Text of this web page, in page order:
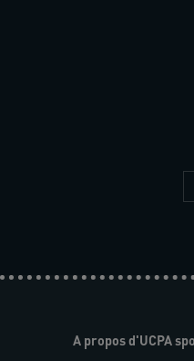
A propos d'UCPA